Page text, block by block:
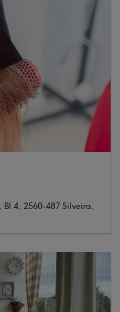
Bl 4, 2560-487 Silveira,